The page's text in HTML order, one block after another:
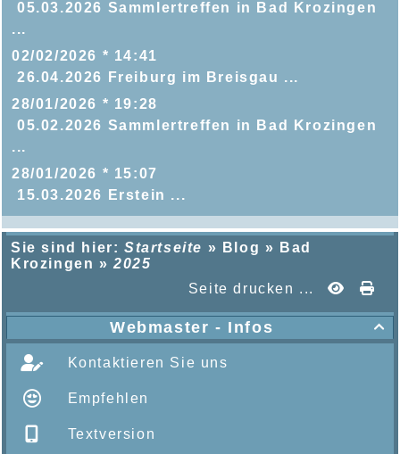
05.03.2026 Sammlertreffen in Bad Krozingen
...
02/02/2026 * 14:41
26.04.2026 Freiburg im Breisgau ...
28/01/2026 * 19:28
05.02.2026 Sammlertreffen in Bad Krozingen
...
28/01/2026 * 15:07
15.03.2026 Erstein ...
Sie sind hier: Startseite » Blog » Bad
Krozingen »2025
Seite drucken ...

Webmaster - Infos
Kontaktieren Sie uns
Empfehlen
Textversion